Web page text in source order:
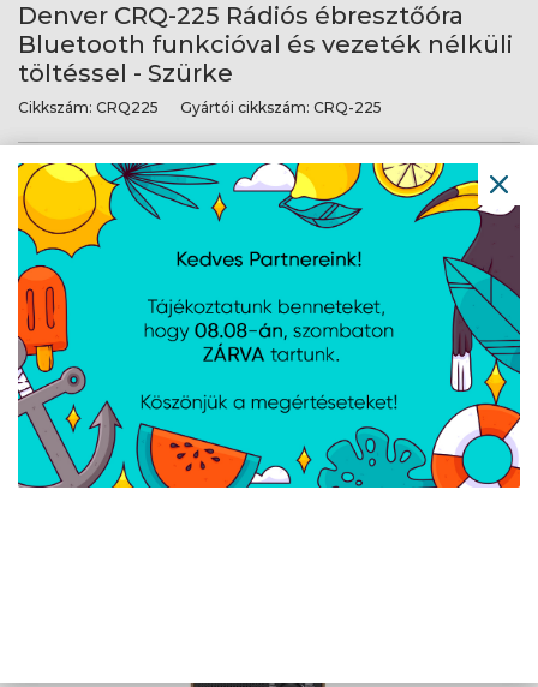
Denver CRQ-225 Rádiós ébresztőóra
Bluetooth funkcióval és vezeték nélküli
töltéssel - Szürke
Cikkszám: CRQ225 Gyártói cikkszám: CRQ-225
Denver DAB-46DGR - DAB+ rádió
beépített FM rádióval - Sötétszürke
Cikkszám: DAB-46DGR Gyártói cikkszám:DAB-46 DARK GREY
Hangerő: 2W RMS, Elemek száma: 4x "AA" elem (nem tartozék),
Funkciók: DAB+, FM rádió, Óra, Ébresztő